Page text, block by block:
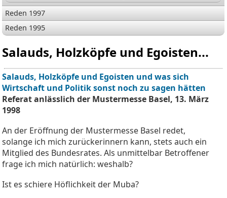
Reden 1997
Reden 1995
Salauds, Holzköpfe und Egoisten...
Salauds, Holzköpfe und Egoisten und was sich
Wirtschaft und Politik sonst noch zu sagen hätten
Referat anlässlich der Mustermesse Basel, 13. März
1998
An der Eröffnung der Mustermesse Basel redet,
solange ich mich zurückerinnern kann, stets auch ein
Mitglied des Bundesrates. Als unmittelbar Betroffener
frage ich mich natürlich: weshalb?
Ist es schiere Höflichkeit der Muba?